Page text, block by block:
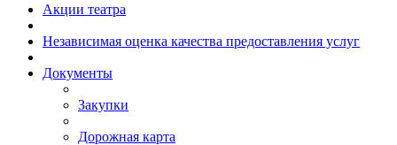
Акции театра
Независимая оценка качества предоставления услуг
Документы
Закупки
Дорожная карта